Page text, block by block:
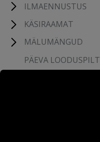
ILMAENNUSTUS
KÄSIRAAMAT
MÄLUMÄNGUD
PÄEVA LOODUSPILT